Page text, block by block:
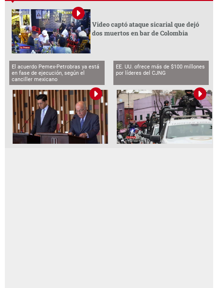
Video captó ataque sicarial que dejó
dos muertos en bar de Colombia
El acuerdo Pemex-Petrobras ya está
en fase de ejecución, según el
canciller mexicano
EE. UU. ofrece más de $100 millones
por líderes del CJNG